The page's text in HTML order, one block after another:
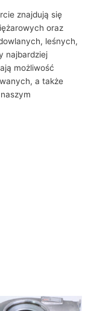
znajdują się
oraz
leśnych,
najbardziej
możliwość
a także